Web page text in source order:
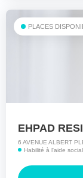
PLACES
EHPAD
6 AVENUE ALBERT
Habilité à l'aide